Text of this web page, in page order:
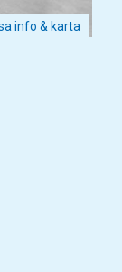
info & karta